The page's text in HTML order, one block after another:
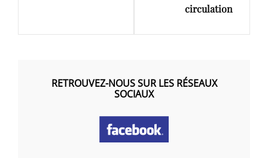
circulation
RETROUVEZ-NOUS SUR LES RÉSEAUX
SOCIAUX